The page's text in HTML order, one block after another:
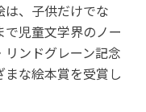
、子供だけでな
児童文学界のノー
ンドグレーン記念
な絵本賞を受賞し